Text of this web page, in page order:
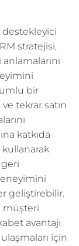
destekleyici
stratejisi,
bir
tekrar satın
katkıda
geliştirebilir.
müşteri
avantajı
için